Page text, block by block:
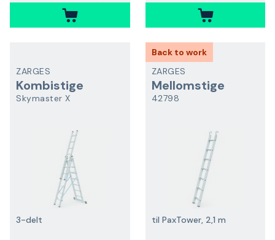
ZARGES
Kombistige
Skymaster X
3-delt
Back to work
ZARGES
Mellomstige
42798
til PaxTower, 2,1 m